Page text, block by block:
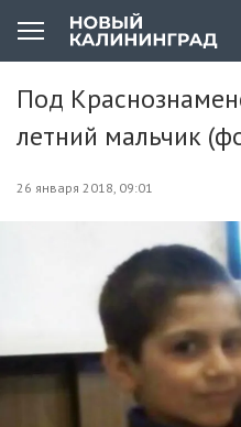
Под
летний мальчик
26 января 2018, 09:01